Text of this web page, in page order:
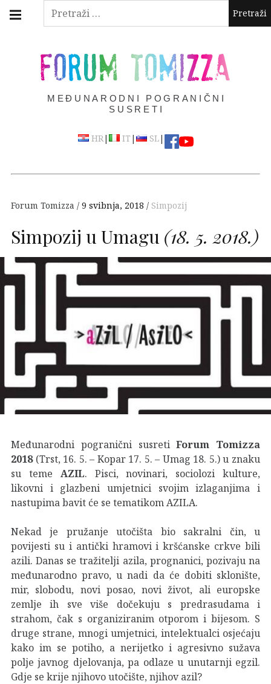
Pretraži:
Skip
FORUM TOMIZZA
MEĐUNARODNI POGRANIČNI
SUSRETI
HR| IT | SL|
navigation
Forum Tomizza 9 svibnja, 2018 Simpozij
Simpozij u Umagu (18. 5. 2018.)
Međunarodni pogranični susretiForum Tomizza
2018(Trst, 16. 5. – Kopar 17. 5. – Umag 18. 5.) u znaku
su teme AZIL. Pisci, novinari, sociolozi kulture,
likovni i glazbeni umjetnici svojim izlaganjima i
nastupima bavit će se tematikom AZILA.
Nekad je pružanje utočišta bio sakralni čin, u
povijesti su i antički hramovi i kršćanske crkve bili
azili. Danas se tražitelji azila, prognanici, pozivaju na
međunarodno pravo, u nadi da će dobiti sklonište,
mir, slobodu, novi posao, novi život, ali europske
zemlje ih sve više dočekuju s predrasudama i
strahom, čak s organiziranim otporom i bijesom. S
druge strane, mnogi umjetnici, intelektualci osjećaju
kako im se potiho, a nerijetko i agresivno sužava
polje javnog djelovanja, pa odlaze u unutarnji egzil.
Gdje se krije njihovo utočište, njihov azil?